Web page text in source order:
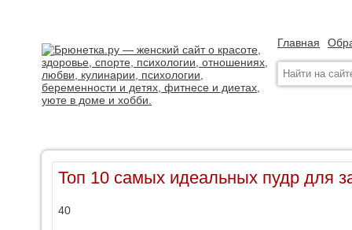
Главная
Топ 10 самых идеальных пудр для
40